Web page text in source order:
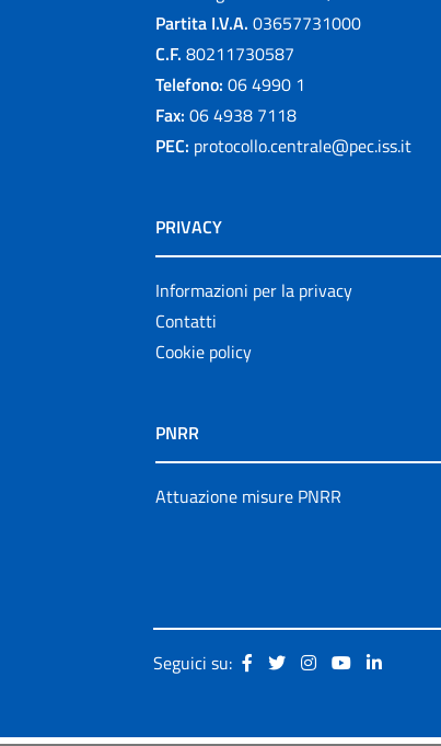
Partita I.V.A. 03657731000
C.F. 80211730587
Telefono: 06 4990 1
Fax: 06 4938 7118
PEC: protocollo.centrale@pec.iss.it
PRIVACY
Informazioni per la privacy
Contatti
Cookie policy
PNRR
Attuazione misure PNRR
Seguici su: